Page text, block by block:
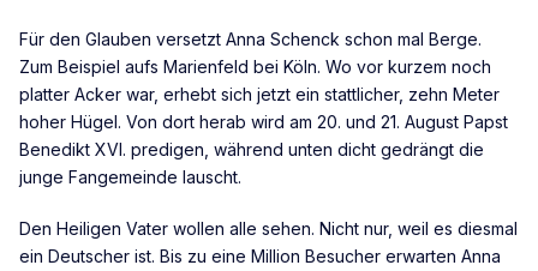
Für den Glauben versetzt Anna Schenck schon mal Berge.
Zum Beispiel aufs Marienfeld bei Köln. Wo vor kurzem noch
platter Acker war, erhebt sich jetzt ein stattlicher, zehn Meter
hoher Hügel. Von dort herab wird am 20. und 21. August Papst
Benedikt XVI. predigen, während unten dicht gedrängt die
junge Fangemeinde lauscht.
Den Heiligen Vater wollen alle sehen. Nicht nur, weil es diesmal
ein Deutscher ist. Bis zu eine Million Besucher erwarten Anna